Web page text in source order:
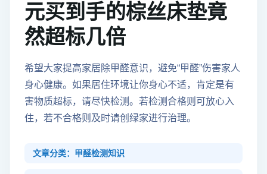
元买到手的棕丝床垫竟
然超标几倍
希望大家提高家居除甲醛意识，避免“甲醛”伤害家人
身心健康。如果居住环境让你身心不适，肯定是有
害物质超标，请尽快检测。若检测合格则可放心入
住，若不合格则及时请创绿家进行治理。
文章分类：甲醛检测知识